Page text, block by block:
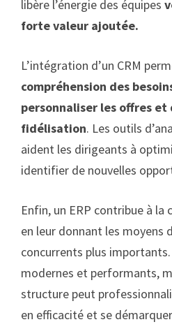
libère l’énergie des équipes
forte valeur ajoutée.
L’intégration d’un CRM
compréhension des
personnaliser les offres et
fidélisation. Les outils
aident les dirigeants à
identifier de nouvelles
Enfin, un ERP contribue à
en leur donnant les moyens
concurrents plus
modernes et performants,
structure peut
en efficacité et se